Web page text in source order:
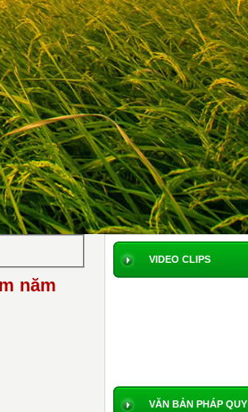
năm
VIDEO CLIPS
VĂN BẢN PHÁP QUY